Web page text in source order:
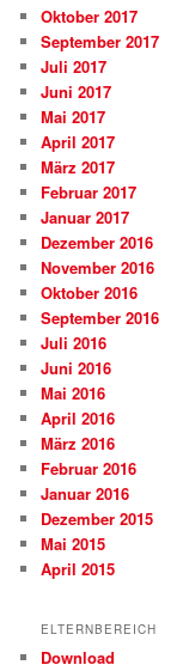
Oktober 2017
September 2017
Juli 2017
Juni 2017
Mai 2017
April 2017
März 2017
Februar 2017
Januar 2017
Dezember 2016
November 2016
Oktober 2016
September 2016
Juli 2016
Juni 2016
Mai 2016
April 2016
März 2016
Februar 2016
Januar 2016
Dezember 2015
Mai 2015
April 2015
ELTERNBEREICH
Download